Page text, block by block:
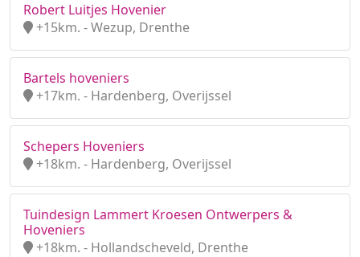
Robert Luitjes Hovenier
+15km. - Wezup, Drenthe
Bartels hoveniers
+17km. - Hardenberg, Overijssel
Schepers Hoveniers
+18km. - Hardenberg, Overijssel
Tuindesign Lammert Kroesen Ontwerpers &
Hoveniers
+18km. - Hollandscheveld, Drenthe